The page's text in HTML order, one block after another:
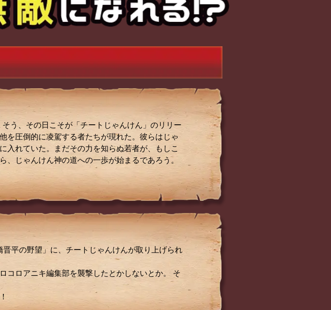
う、その日こそが「チートじゃんけん」のリリー
を圧倒的に凌駕する者たちが現れた。彼らはじゃ
入れていた。まだその力を知らぬ若者が、もしこ
じゃんけん神の道への一歩が始まるであろう。
平の野望」に、チートじゃんけんが取り上げられ
コロアニキ編集部を襲撃したとかしないとか。 そ